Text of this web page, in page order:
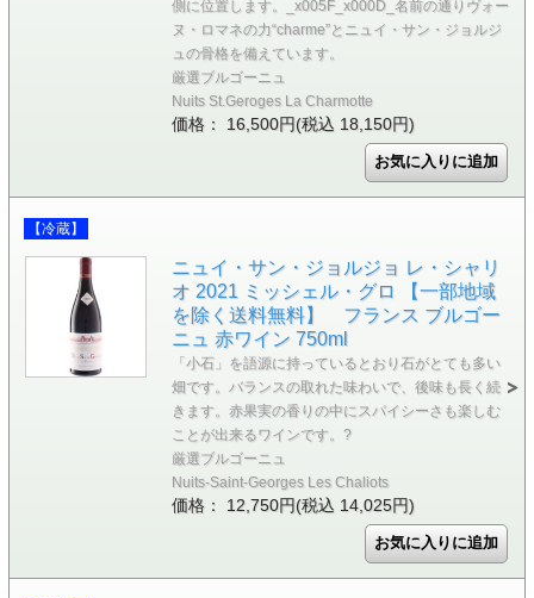
側に位置します。_x005F_x000D_名前の通りヴォー
ヌ・ロマネの力“charme”とニュイ・サン・ジョルジ
ュの骨格を備えています。
厳選ブルゴーニュ
Nuits St.Geroges La Charmotte
価格： 16,500円(税込 18,150円)
【冷蔵】
ニュイ・サン・ジョルジョ レ・シャリ
オ 2021 ミッシェル・グロ 【一部地域
を除く送料無料】 フランス ブルゴー
ニュ 赤ワイン 750ml
「小石」を語源に持っているとおり石がとても多い
畑です。バランスの取れた味わいで、後味も長く続
きます。赤果実の香りの中にスパイシーさも楽しむ
ことが出来るワインです。?
厳選ブルゴーニュ
Nuits-Saint-Georges Les Chaliots
価格： 12,750円(税込 14,025円)